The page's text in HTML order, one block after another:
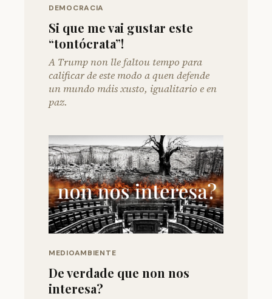
DEMOCRACIA
Si que me vai gustar este
“tontócrata”!
A Trump non lle faltou tempo para
calificar de este modo a quen defende
un mundo máis xusto, igualitario e en
paz.
MEDIOAMBIENTE
De verdade que non nos
interesa?